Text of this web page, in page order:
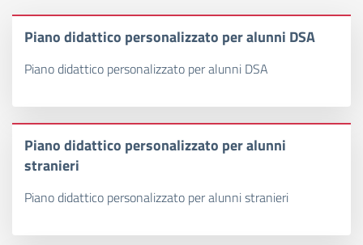
Piano didattico personalizzato per alunni DSA
Piano didattico personalizzato per alunni DSA
Piano didattico personalizzato per alunni
stranieri
Piano didattico personalizzato per alunni stranieri